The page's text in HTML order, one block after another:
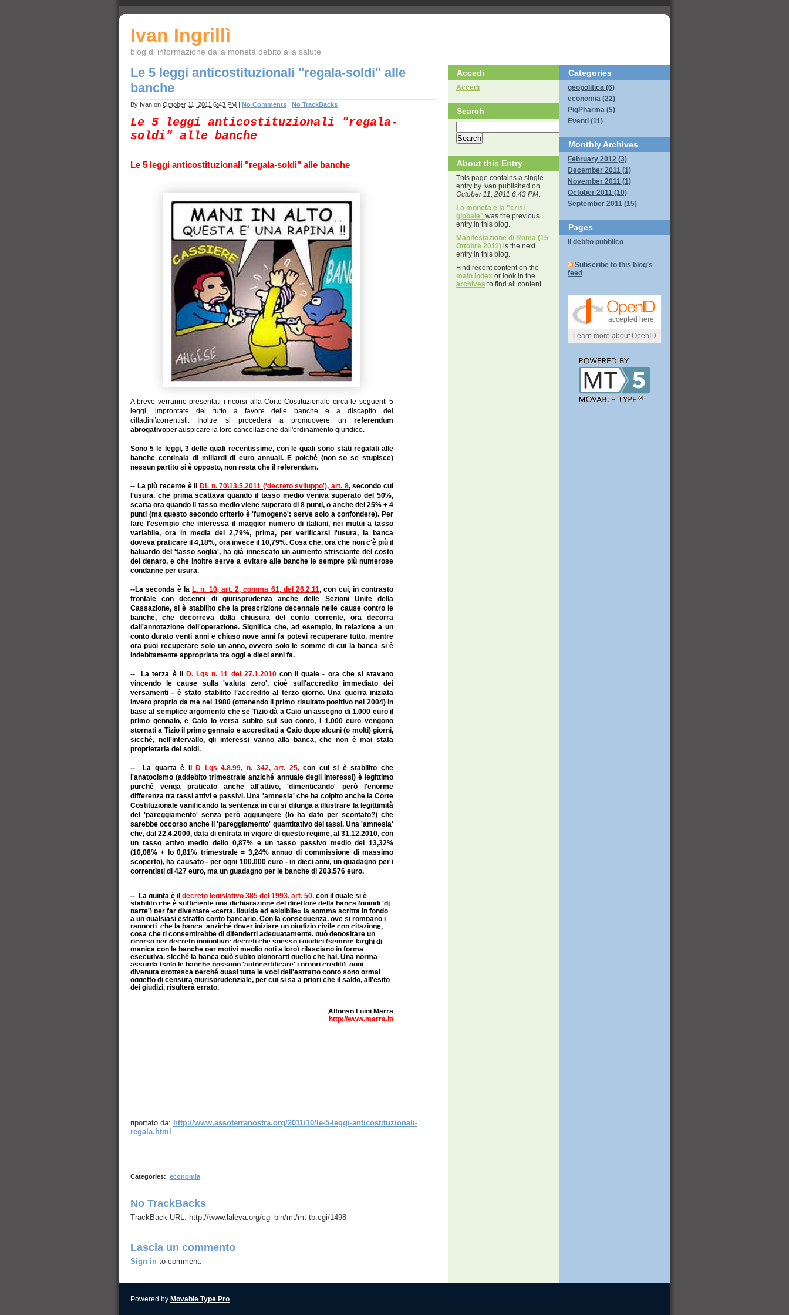
Ivan Ingrillì
blog di informazione dalla moneta debito alla salute
Le 5 leggi anticostituzionali "regala-soldi" alle
banche
By Ivan on October 11, 2011 6:43 PM | No Comments | No TrackBacks
Le 5 leggi anticostituzionali "regala-
soldi" alle banche
Le 5 leggi anticostituzionali "regala-soldi" alle banche
A breve verranno presentati i ricorsi alla Corte Costituzionale circa le seguenti 5
leggi, improntate del tutto a favore delle banche e a discapito dei
cittadini\correntisti. Inoltre si procederà a promuovere un referendum
abrogativoper auspicare la loro cancellazione dall'ordinamento giuridico.
Sono 5 le leggi, 3 delle quali recentissime, con le quali sono stati regalati alle
banche centinaia di miliardi di euro annuali. E poiché (non so se stupisce)
nessun partito si è opposto, non resta che il referendum.
-- La più recente è il DL n. 70\13.5.2011 ('decreto sviluppo'), art. 8, secondo cui
l'usura, che prima scattava quando il tasso medio veniva superato del 50%,
scatta ora quando il tasso medio viene superato di 8 punti, o anche del 25% + 4
punti (ma questo secondo criterio è 'fumogeno': serve solo a confondere). Per
fare l'esempio che interessa il maggior numero di italiani, nei mutui a tasso
variabile, ora in media del 2,79%, prima, per verificarsi l'usura, la banca
doveva praticare il 4,18%, ora invece il 10,79%. Cosa che, ora che non c'è più il
baluardo del 'tasso soglia', ha già innescato un aumento strisciante del costo
del denaro, e che inoltre serve a evitare alle banche le sempre più numerose
condanne per usura.
--La seconda è la L. n. 10, art. 2, comma 61, del 26.2.11, con cui, in contrasto
frontale con decenni di giurisprudenza anche delle Sezioni Unite della
Cassazione, si è stabilito che la prescrizione decennale nelle cause contro le
banche, che decorreva dalla chiusura del conto corrente, ora decorra
dall'annotazione dell'operazione. Significa che, ad esempio, in relazione a un
conto durato venti anni e chiuso nove anni fa potevi recuperare tutto, mentre
ora puoi recuperare solo un anno, ovvero solo le somme di cui la banca si è
indebitamente appropriata tra oggi e dieci anni fa.
-- La terza è il D. Lgs n. 11 del 27.1.2010con il quale - ora che si stavano
vincendo le cause sulla 'valuta zero', cioè sull'accredito immediato dei
versamenti - è stato stabilito l'accredito al terzo giorno. Una guerra iniziata
invero proprio da me nel 1980 (ottenendo il primo risultato positivo nel 2004) in
base al semplice argomento che se Tizio dà a Caio un assegno di 1.000 euro il
primo gennaio, e Caio lo versa subito sul suo conto, i 1.000 euro vengono
stornati a Tizio il primo gennaio e accreditati a Caio dopo alcuni (o molti) giorni,
sicché, nell'intervallo, gli interessi vanno alla banca, che non è mai stata
proprietaria dei soldi.
-- La quarta è il D Lgs 4.8.99, n. 342, art. 25,con cui si è stabilito che
l'anatocismo (addebito trimestrale anziché annuale degli interessi) è legittimo
purché venga praticato anche all'attivo, 'dimenticando' però l'enorme
differenza tra tassi attivi e passivi. Una 'amnesia' che ha colpito anche la Corte
Costituzionale vanificando la sentenza in cui si dilunga a illustrare la legittimità
del 'pareggiamento' senza però aggiungere (lo ha dato per scontato?) che
sarebbe occorso anche il 'pareggiamento' quantitativo dei tassi. Una 'amnesia'
che, dal 22.4.2000, data di entrata in vigore di questo regime, al 31.12.2010, con
un tasso attivo medio dello 0,87% e un tasso passivo medio del 13,32%
(10,08% + lo 0,81% trimestrale = 3,24% annuo di commissione di massimo
scoperto), ha causato - per ogni 100.000 euro - in dieci anni, un guadagno per i
correntisti di 427 euro, ma un guadagno per le banche di 203.576 euro.
-- La quinta è il decreto legislativo 385 del 1993, art. 50, con il quale si è
stabilito che è sufficiente una dichiarazione del direttore della banca (quindi 'di
parte') per far diventare «certa, liquida ed esigibile» la somma scritta in fondo
a un qualsiasi estratto conto bancario. Con la conseguenza, ove si rompano i
rapporti, che la banca, anziché dover iniziare un giudizio civile con citazione,
cosa che ti consentirebbe di difenderti adeguatamente, può depositare un
ricorso per decreto ingiuntivo: decreti che spesso i giudici (sempre larghi di
manica con le banche per motivi meglio noti a loro) rilasciano in forma
esecutiva, sicché la banca può subito pignorarti quello che hai. Una norma
assurda (solo le banche possono 'autocertificare' i propri crediti), oggi
divenuta grottesca perché quasi tutte le voci dell'estratto conto sono ormai
oggetto di censura giurisprudenziale, per cui si sa a priori che il saldo, all'esito
dei giudizi, risulterà errato.
Alfonso Luigi Marra
http://www.marra.it/
riportato da: http://www.assoterranostra.org/2011/10/le-5-leggi-anticostituzionali-
regala.html
Categories: economia
No TrackBacks
TrackBack URL: http://www.laleva.org/cgi-bin/mt/mt-tb.cgi/1498
Lascia un commento
Sign in to comment.
Categories
geopolitica (6)
economia (22)
PigPharma (5)
Eventi (11)
Monthly Archives
February 2012 (3)
December 2011 (1)
November 2011 (1)
October 2011 (10)
September 2011 (15)
Pages
Il debito pubblico
Subscribe to this blog's
feed
accepted here
Learn more about OpenID
Accedi
Accedi
Search
About this Entry
This page contains a single
entry by Ivan published on
October 11, 2011 6:43 PM.
La moneta e la "crisi
globale" was the previous
entry in this blog.
Manifestazione di Roma (15
Ottobre 2011) is the next
entry in this blog.
Find recent content on the
main index or look in the
archives to find all content.
Powered by Movable Type Pro